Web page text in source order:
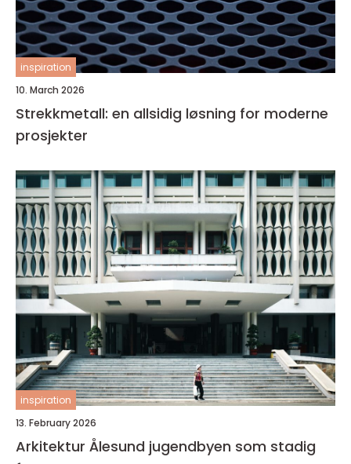
inspiration
10. March 2026
Strekkmetall: en allsidig løsning for moderne
prosjekter
inspiration
13. February 2026
Arkitektur Ålesund jugendbyen som stadig